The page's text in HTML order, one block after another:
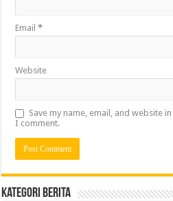
Email*
Website
Save my name, email, and website
I comment.
Kategori Berita